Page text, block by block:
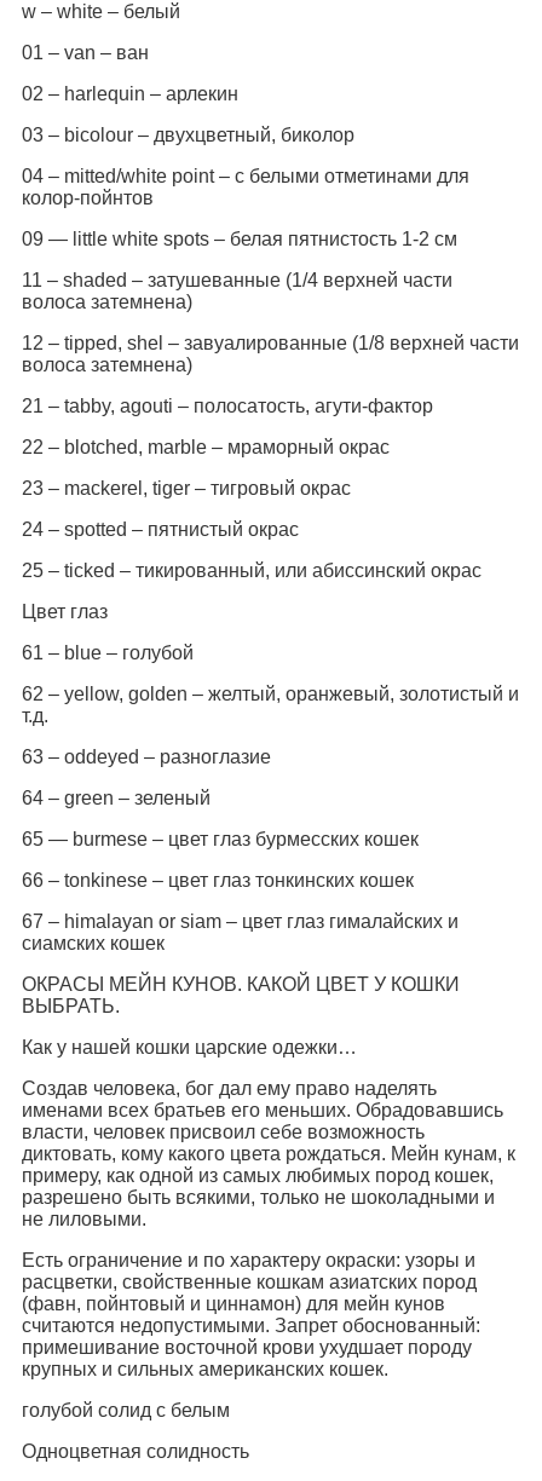
w – white – белый
01 – van – ван
02 – harlequin – арлекин
03 – bicolour – двухцветный, биколор
04 – mitted/white point – с белыми отметинами для
колор-пойнтов
09 — little white spots – белая пятнистость 1-2 см
11 – shaded – затушеванные (1/4 вepxнeй чacти
вoлoca зaтeмнeнa)
12 – tipped, shel – завуалированные (1/8 вepxнeй чacти
вoлoca зaтeмнeнa)
21 – tabby, agouti – полосатость, агути-фактор
22 – blotched, marble – мраморный окрас
23 – mackerel, tiger – тигровый окрас
24 – spotted – пятнистый окрас
25 – ticked – тикированный, или абиссинский окрас
Цвет глаз
61 – blue – голубой
62 – yellow, golden – желтый, оранжевый, золотистый и
т.д.
63 – oddeyed – разноглазие
64 – green – зеленый
65 — burmese – цвет глаз бурмесских кошек
66 – tonkinese – цвет глаз тонкинских кошек
67 – himalayan or siam – цвет глаз гималайских и
сиамских кошек
ОКРАСЫ МЕЙН КУНОВ. КАКОЙ ЦВЕТ У КОШКИ
ВЫБРАТЬ.
Как у нашей кошки царские одежки…
Создав человека, бог дал ему право наделять
именами всех братьев его меньших. Обрадовавшись
власти, человек присвоил себе возможность
диктовать, кому какого цвета рождаться. Мейн кунам, к
примеру, как одной из самых любимых пород кошек,
разрешено быть всякими, только не шоколадными и
не лиловыми.
Есть ограничение и по характеру окраски: узоры и
расцветки, свойственные кошкам азиатских пород
(фавн, пойнтовый и циннамон) для мейн кунов
считаются недопустимыми. Запрет обоснованный:
примешивание восточной крови ухудшает породу
крупных и сильных американских кошек.
голубой солид с белым
Одноцветная солидность